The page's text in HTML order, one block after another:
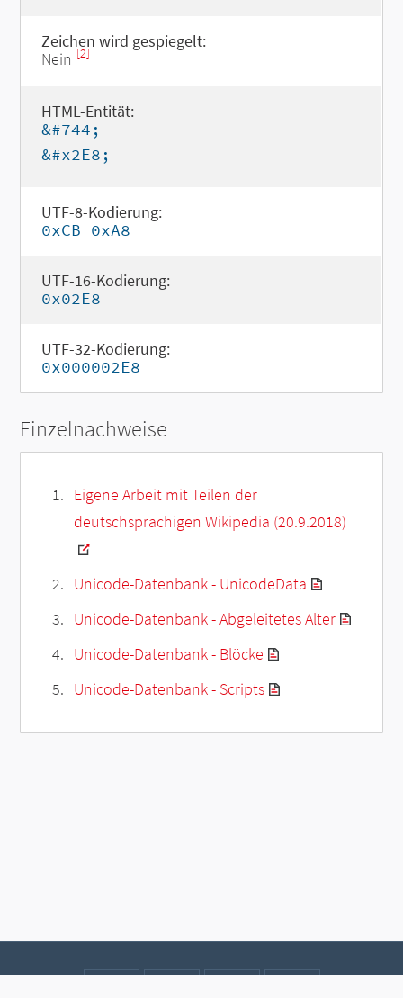
Zeichen wird gespiegelt:
Nein [2]
HTML-Entität:
&#744;
&#x2E8;
UTF-8-Kodierung:
0xCB 0xA8
UTF-16-Kodierung:
0x02E8
UTF-32-Kodierung:
0x000002E8
Einzelnachweise
Eigene Arbeit mit Teilen der
deutschsprachigen Wikipedia (20.9.2018)
Unicode-Datenbank - UnicodeData
Unicode-Datenbank - Abgeleitetes Alter
Unicode-Datenbank - Blöcke
Unicode-Datenbank - Scripts